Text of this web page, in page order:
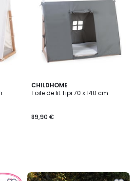
CHILDHOME
Toile de lit Tipi 70 x 140 cm
89,90 €